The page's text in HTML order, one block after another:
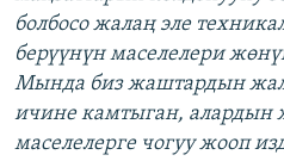
болбосо жалаң эле
берүүнүн маселелери
Мында биз жаштардын
ичине камтыган, алардын
маселелерге чогуу жооп